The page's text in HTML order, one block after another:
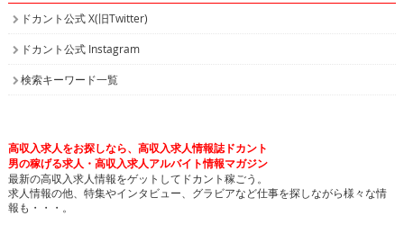
ドカント公式 X(旧Twitter)
ドカント公式 Instagram
検索キーワード一覧
高収入求人をお探しなら、高収入求人情報誌ドカント
男の稼げる求人・高収入求人アルバイト情報マガジン
最新の高収入求人情報をゲットしてドカント稼ごう。
求人情報の他、特集やインタビュー、グラビアなど仕事を探しながら様々な情
報も・・・。